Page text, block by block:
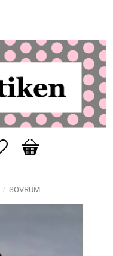
Favoriter
Kundvagn
SOVRUM